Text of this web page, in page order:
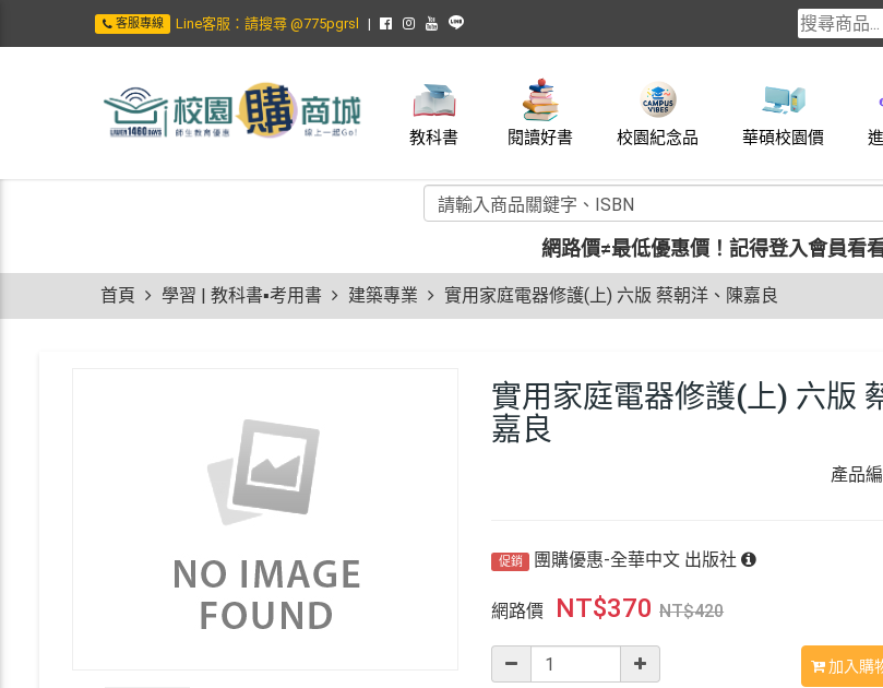
客服專線 Line客服：請搜尋 @775pgrsl
教科書 閱讀好書 校園紀念品 華碩校園價
網路價≠最低優惠價！ 記得登入會員看
首頁 學習 | 教科書▪考用書 建築專業 實用家庭電器修護(上) 六版 蔡朝洋、陳嘉良
實用家庭電器修護(上) 六版
嘉良
產品
促銷 團購優惠-全華中文 出版社
網路價 NT$370 NT$420
加入購